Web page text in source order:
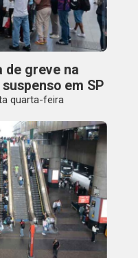
de greve na
em SP
quarta-feira